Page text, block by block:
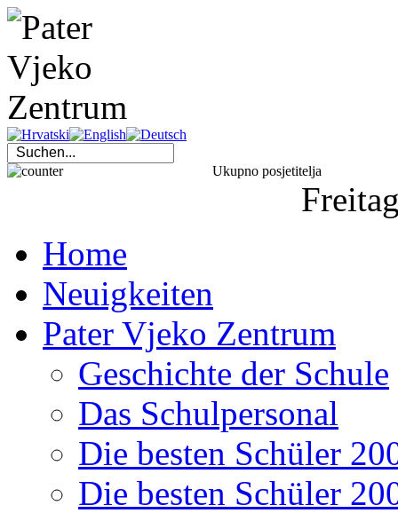
Ukupno posjetitelja
Home
Neuigkeiten
Pater Vjeko Zentrum
Geschichte der Schule
Das Schulpersonal
Die besten Schüler
Die besten Schüler